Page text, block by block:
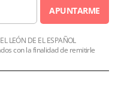
APUNTARME
LEÓN DE EL ESPAÑOL
con la finalidad de remitirle